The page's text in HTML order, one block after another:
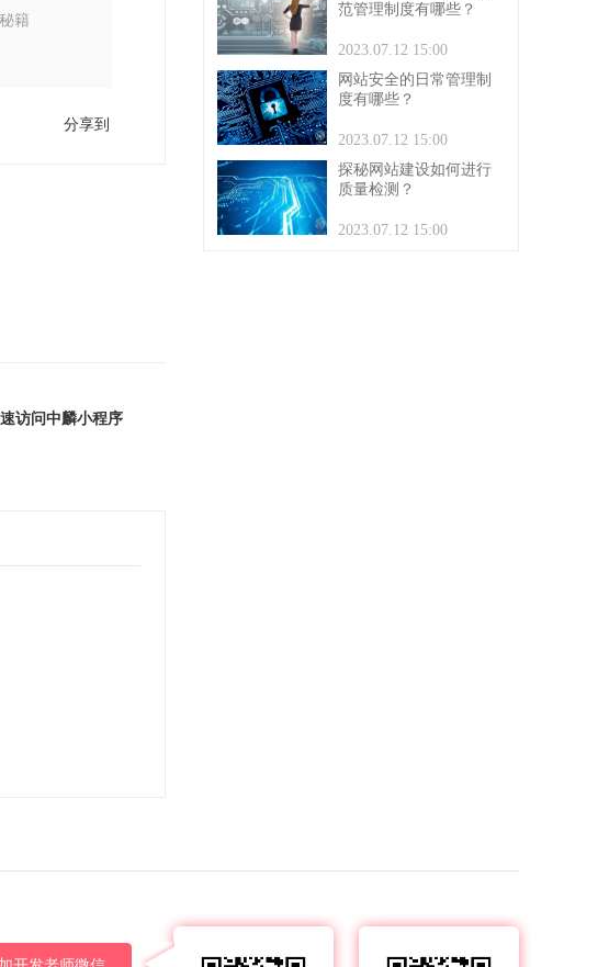
籍
分享到
访问中麟小程序
范管理制度有哪些？
2023.07.12 15:00
网站安全的日常管理制
度有哪些？
2023.07.12 15:00
探秘网站建设如何进行
质量检测？
2023.07.12 15:00